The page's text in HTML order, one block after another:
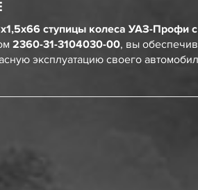
ступицы колеса УАЗ-Профи
2360-31-3104030-00, вы
эксплуатацию своего